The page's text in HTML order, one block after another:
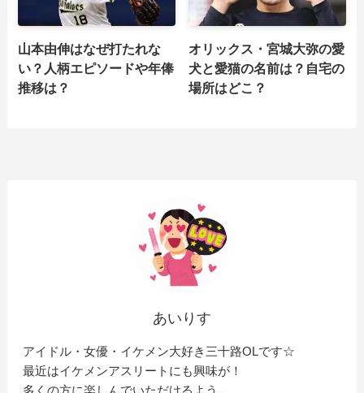
山本由伸はなぜ打たれな
い？人柄エピソードや年俸
推移は？
オリックス・宮城大弥の愛
犬と愛猫の名前は？自宅の
場所はどこ？
あいりす
アイドル・女優・イケメン大好き三十路OLです☆
最近はイケメンアスリートにも興味が！